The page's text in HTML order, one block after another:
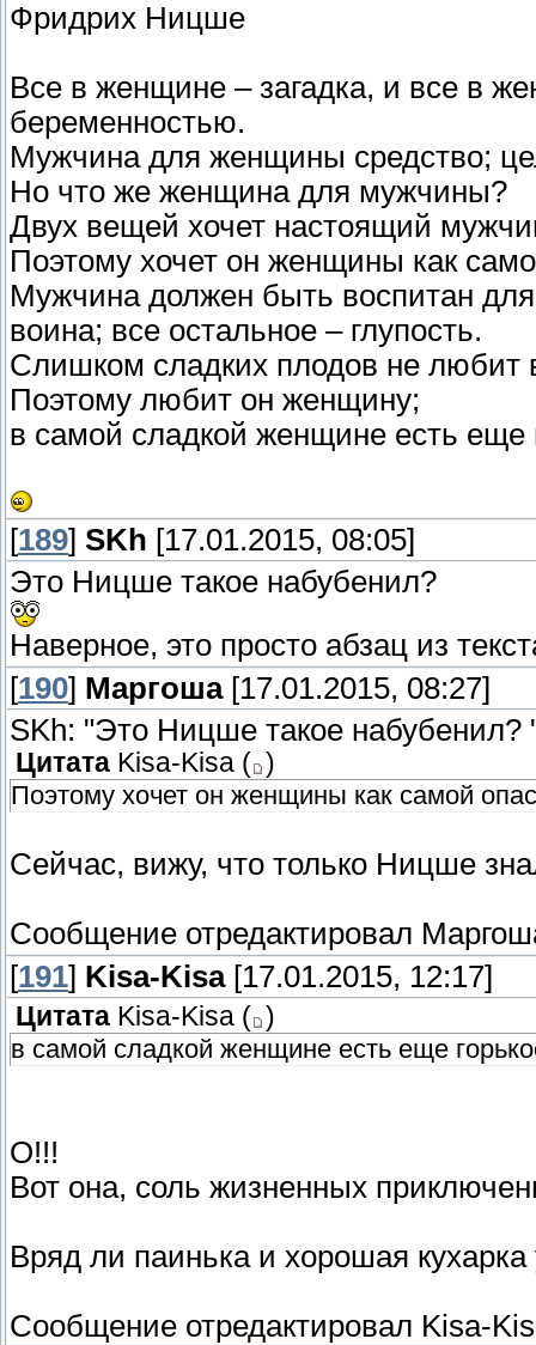
Фридрих Ницше
Все в женщине – загадка, и все в
беременностью.
Мужчина для женщины средство;
Но что же женщина для мужчины?
Двух вещей хочет настоящий
Поэтому хочет он женщины как
Мужчина должен быть воспитан
воина; все остальное – глупость.
Слишком сладких плодов не любит
Поэтому любит он женщину;
в самой сладкой женщине есть еще
[189] SKh [17.01.2015, 08:05]
Это Ницше такое набубенил?
Наверное, это просто абзац из
[190] Маргоша[17.01.2015, 08:27]
SKh: "Это Ницше такое набубенил?
Цитата Kisa-Kisa ( )
Поэтому хочет он женщины как самой
Сейчас, вижу, что только Ницше
Сообщение отредактировал
[191] Kisa-Kisa[17.01.2015, 12:17]
Цитата Kisa-Kisa ( )
в самой сладкой женщине есть еще
О!!!
Вот она, соль жизненных
Вряд ли паинька и хорошая кухарка
Сообщение отредактировал Kisa-